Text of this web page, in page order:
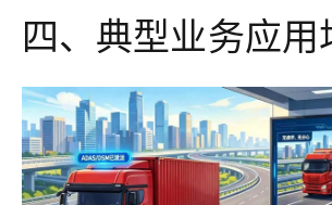
四、典型业务应用